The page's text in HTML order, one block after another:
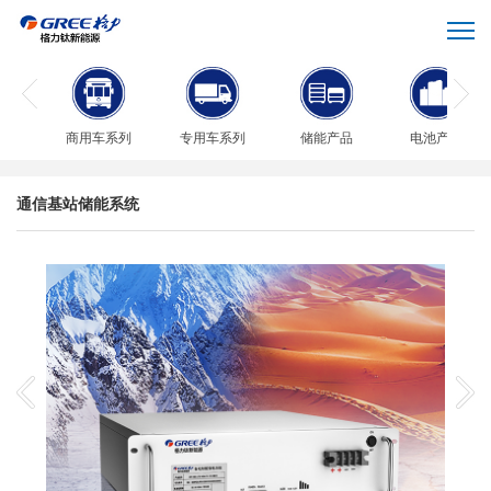
商用车系列 专用车系列 储能产品 电池产品
通信基站储能系统